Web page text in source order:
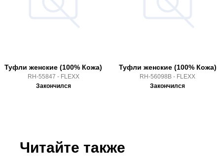
Туфли женские (100% Кожа)
RH-55847 - FLEXX
Закончился
Туфли женские (100% Кожа)
RH-56098B - FLEXX
Закончился
Читайте также